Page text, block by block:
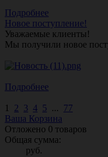
Подробнее
Новое поступление!
Уважаемые клиенты!
Мы получили новое
Подробнее
1 2 3 4 5 ... 77
Ваша Корзина
Отложено 0 товаров
Общая сумма:
руб.